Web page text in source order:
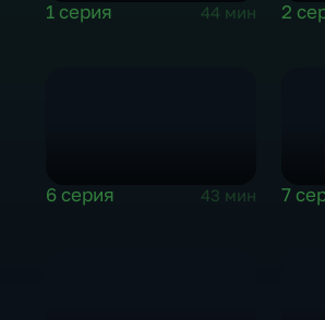
1 серия 44 мин 2
6 серия 43 мин 7